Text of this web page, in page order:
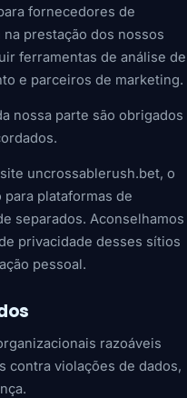
fornecedores de
prestação dos nossos
ferramentas de análise de
e parceiros de marketing.
nossa parte são obrigados
uncrossablerush.bet, o
plataformas de
separados. Aconselhamos
privacidade desses sítios
pessoal.
razoáveis
contra violações de dados,